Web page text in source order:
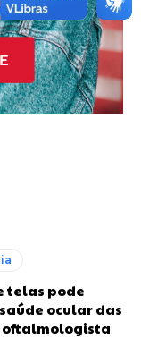
telas pode
ocular das
oftalmologista